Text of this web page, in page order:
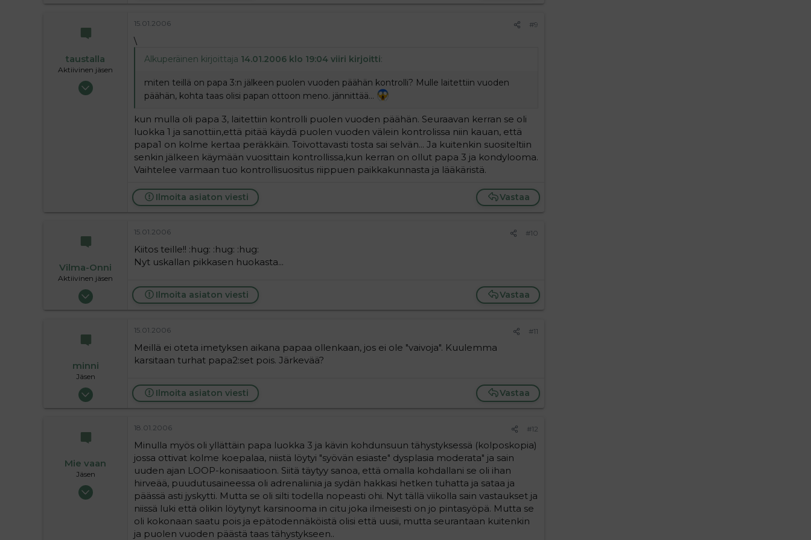
taustalla
Aktiivinen jäsen
19.05.2004
15.01.2006 #9
\
Alkuperäinen kirjoittaja 14.01.2006 klo 19:04 viiri kirjoitti:
miten teillä on papa 3:n jälkeen puolen vuoden päähän kontrolli? Mulle laitettiin vuoden
päähän, kohta taas olisi papan ottoon meno. jännittää...
kun mulla oli papa 3, laitettiin kontrolli puolen vuoden päähän. Seuraavan kerran se oli
luokka 1 ja sanottiin,että pitää käydä puolen vuoden välein kontrolissa niin kauan, että
papa1 on kolme kertaa peräkkäin. Toivottavasti tosta sai selvän... Ja kuitenkin suositeltiin
senkin jälkeen käymään vuosittain kontrollissa,kun kerran on ollut papa 3 ja kondylooma.
Vaihtelee varmaan tuo kontrollisuositus riippuen paikkakunnasta ja lääkäristä.
Vastaa
Ilmoita asiaton viesti
Vilma-Onni
Aktiivinen jäsen
19.05.2005
15.01.2006 #10
Kiitos teille!! :hug: :hug: :hug:
Nyt uskallan pikkasen huokasta...
Vastaa
Ilmoita asiaton viesti
minni
Jäsen
31.05.2004
15.01.2006 #11
Meillä ei oteta imetyksen aikana papaa ollenkaan, jos ei ole "vaivoja". Kuulemma
karsitaan turhat papa2:set pois. Järkevää?
Vastaa
Ilmoita asiaton viesti
Mie vaan
Jäsen
27.05.2004
18.01.2006 #12
Minulla myös oli yllättäin papa luokka 3 ja kävin kohdunsuun tähystyksessä (kolposkopia)
jossa ottivat kolme koepalaa, niistä löytyi "syövän esiaste" dysplasia moderata" ja sain
uuden ajan LOOP-konisaatioon. Siitä täytyy sanoa, että omalla kohdallani se oli ihan
hirveää, puudutusaineessa oli adrenaliinia ja sydän hakkasi hetken tuhatta ja sataa ja
päässä asti jyskytti. Mutta se oli silti todella nopeasti ohi. Nyt tällä viikolla sain vastaukset ja
niissä luki että olikin löytynyt karsinooma in citu joka ilmeisesti on jo pintasyöpä. Mutta se
oli kokonaan saatu pois ja epätodennäköistä olisi että uusii, mutta seurantaan kuitenkin
ja puolen vuoden päästä taas tähystykseen..